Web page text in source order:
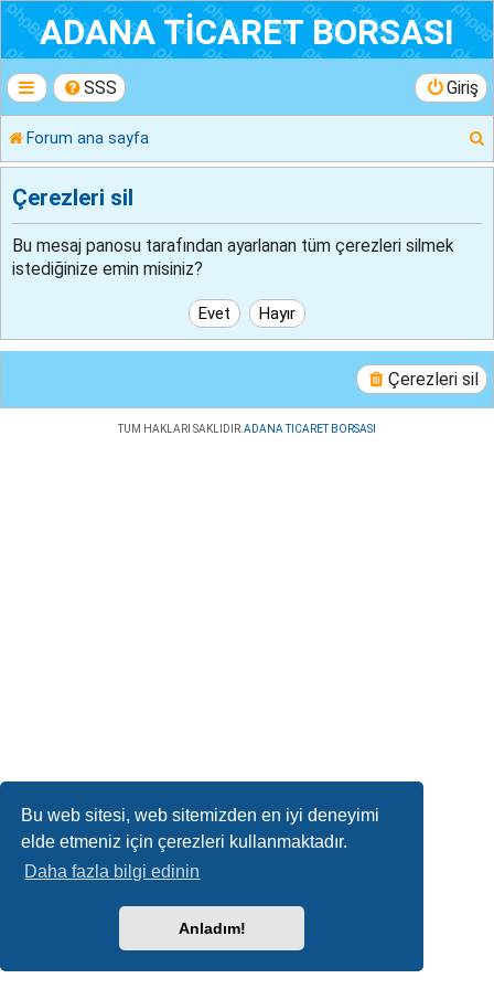
Bu web sitesi, web sitemizden en iyi deneyimi
elde etmeniz için çerezleri kullanmaktadır.
Daha fazla bilgi edinin
Anladım!
ADANA TİCARET BORSASI
SSS Giriş
Forum ana sayfa
r
Çerezleri sil
Bu mesaj panosu tarafından ayarlanan tüm çerezleri silmek
istediğinize emin misiniz?
Çerezleri sil
TUM HAKLARI SAKLIDIR. ADANA TICARET BORSASI